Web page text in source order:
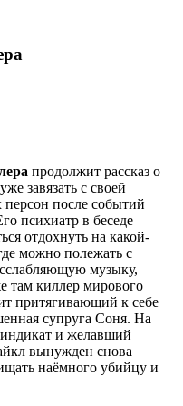
продолжит рассказ о
завязать с своей
после событий
психиатр в беседе
отдохнуть на какой-
можно полежать с
музыку,
там киллер мирового
притягивающий к себе
супруга Соня. На
и желавший
вынужден снова
наёмного убийцу и